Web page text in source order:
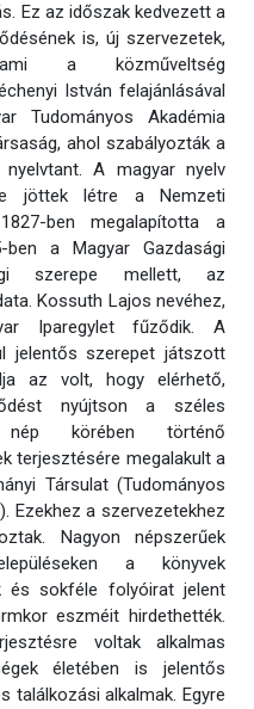
Ez az időszak kedvezett a
is, új szervezetek,
a közműveltség
István felajánlásával
Tudományos Akadémia
ahol szabályozták a
A magyar nyelv
jöttek létre a Nemzeti
ben megalapította a
a Magyar Gazdasági
szerepe mellett, az
Kossuth Lajos nevéhez,
Iparegylet fűződik. A
jelentős szerepet játszott
az volt, hogy elérhető,
nyújtson a széles
körében történő
terjesztésére megalakult a
Társulat (Tudományos
Ezekhez a szervezetekhez
Nagyon népszerűek
a könyvek
és sokféle folyóirat jelent
eszméit hirdethették.
voltak alkalmas
életében is jelentős
találkozási alkalmak. Egyre